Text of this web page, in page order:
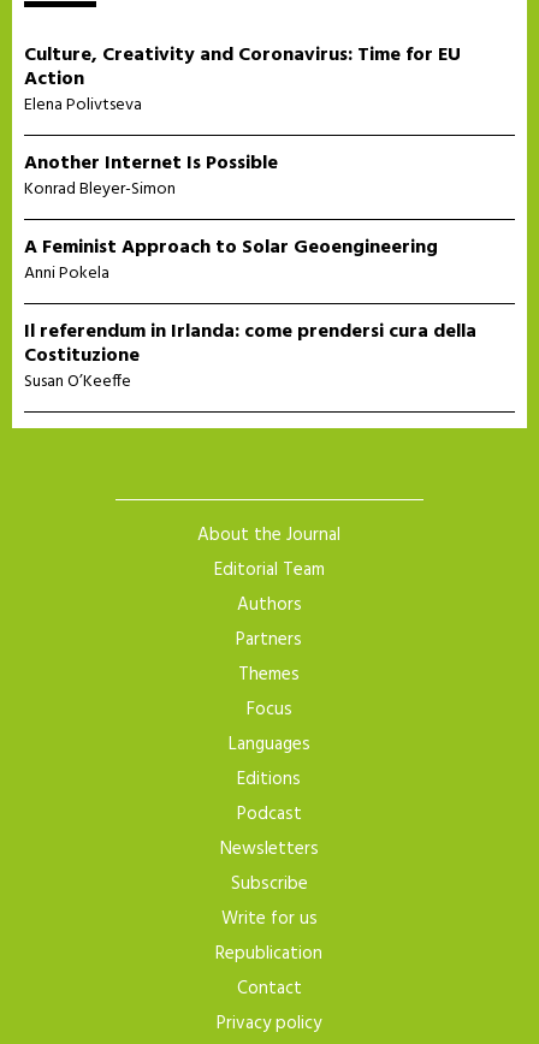
Culture, Creativity and Coronavirus: Time for EU
Action
Elena Polivtseva
Another Internet Is Possible
Konrad Bleyer-Simon
A Feminist Approach to Solar Geoengineering
Anni Pokela
Il referendum in Irlanda: come prendersi cura della
Costituzione
Susan O’Keeffe
About the Journal
Editorial Team
Authors
Partners
Themes
Focus
Languages
Editions
Podcast
Newsletters
Subscribe
Write for us
Republication
Contact
Privacy policy